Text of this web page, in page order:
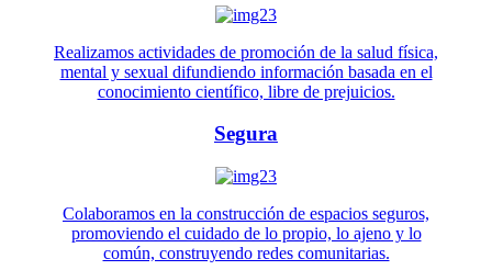
Realizamos actividades de promoción de la salud física,
mental y sexual difundiendo información basada en el
conocimiento científico, libre de prejuicios.
Segura
Colaboramos en la construcción de espacios seguros,
promoviendo el cuidado de lo propio, lo ajeno y lo
común, construyendo redes comunitarias.